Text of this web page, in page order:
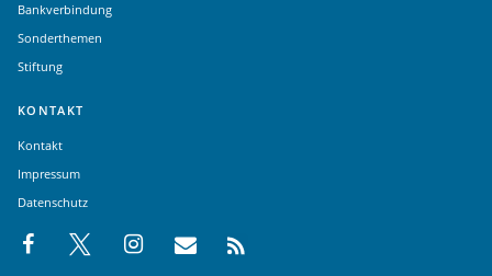
Bankverbindung
Sonderthemen
Stiftung
KONTAKT
Kontakt
Impressum
Datenschutz